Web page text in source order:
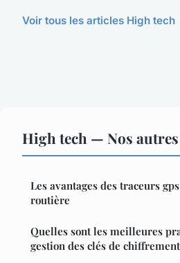
Voir tous les articles High tech
High tech — Nos
Les avantages des traceurs
routière
Quelles sont les meilleures
gestion des clés de